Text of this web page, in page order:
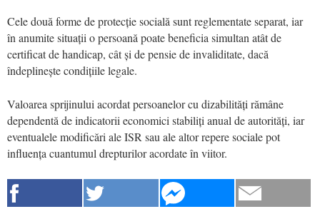
Cele două forme de protecție socială sunt reglementate separat, iar
în anumite situații o persoană poate beneficia simultan atât de
certificat de handicap, cât și de pensie de invaliditate, dacă
îndeplinește condițiile legale.
Valoarea sprijinului acordat persoanelor cu dizabilități rămâne
dependentă de indicatorii economici stabiliți anual de autorități, iar
eventualele modificări ale ISR sau ale altor repere sociale pot
influența cuantumul drepturilor acordate în viitor.